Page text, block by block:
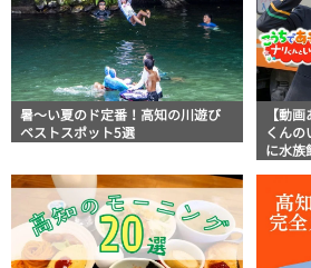
暑～い夏のド定番！高知の川遊び
ベストスポット5選
【動
くんの
に水族